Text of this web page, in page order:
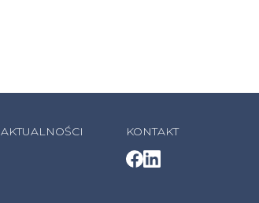
AKTUALNOŚCI KONTAKT